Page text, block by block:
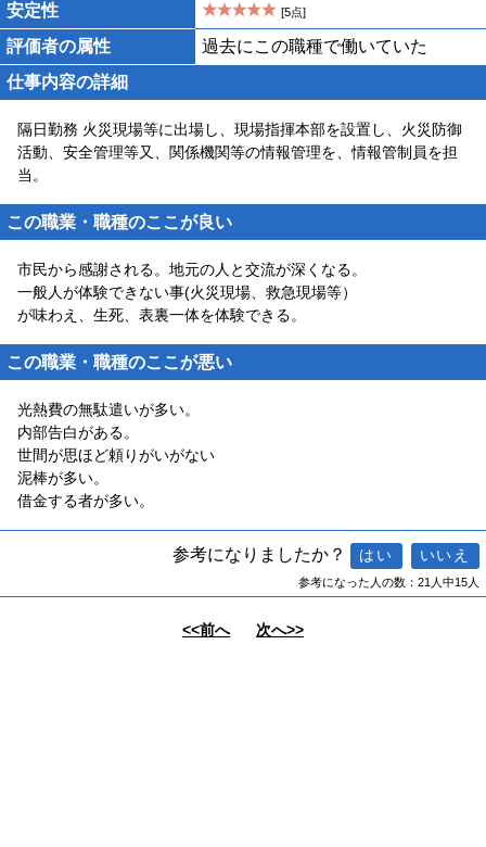
安定性 [5点]
評価者の属性
過去にこの職種で働いていた
仕事内容の詳細
隔日勤務 火災現場等に出場し、現場指揮本部を設置し、火災防御
活動、安全管理等又、関係機関等の情報管理を、情報管制員を担
当。
この職業・職種のここが良い
市民から感謝される。地元の人と交流が深くなる。
一般人が体験できない事(火災現場、救急現場等）
が味わえ、生死、表裏一体を体験できる。
この職業・職種のここが悪い
光熱費の無駄遣いが多い。
内部告白がある。
世間が思ほど頼りがいがない
泥棒が多い。
借金する者が多い。
参考になりましたか？
参考になった人の数：21人中15人
<<前へ 次へ>>